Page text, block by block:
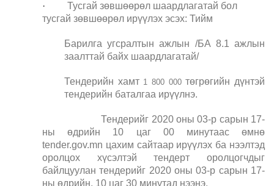
·Тусгай зөвшөөрөл шаардлагатай бол
тусгай зөвшөөрөл ирүүлэх эсэх: Тийм
Барилга угсралтын ажлын /БА 8.1 ажлын
заалттай байх шаардлагатай/
Тендерийн хамт 1 800 000төгрөгийн дүнтэй
тендерийн баталгаа ирүүлнэ.
Тендерийг 2020 оны 03-р сарын 17-
ны өдрийн 10 цаг 00 минутаас өмнө
tender.gov.mn цахим сайтаар ирүүлэх ба нээлтэд
оролцох хүсэлтэй тендерт оролцогчдыг
байлцуулан тендерийг 2020 оны 03-р сарын 17-
ны өдрийн, 10 цаг 30 минутад нээнэ.